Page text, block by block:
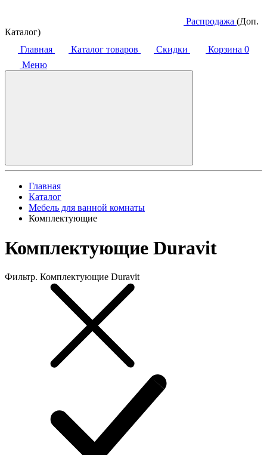
Распродажа (Доп.
Каталог)
Главная
Каталог товаров Скидки Корзина 0
Меню
Главная
Каталог
Мебель для ванной комнаты
Комплектующие
Комплектующие Duravit
Фильтр. Комплектующие Duravit